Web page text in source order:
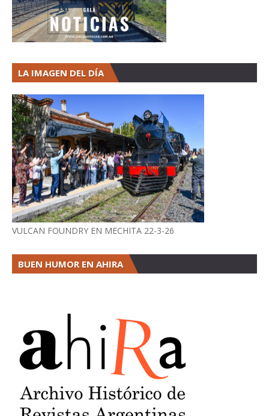
LA IMAGEN DEL DÍA
VULCAN FOUNDRY EN MECHITA 22-3-26
BUEN HUMOR EN AHIRA